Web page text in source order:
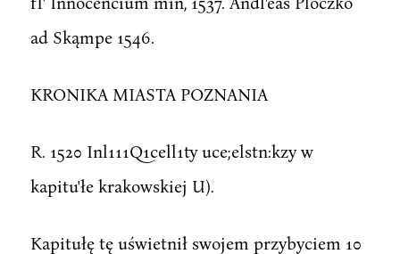
ad Skąmpe 1546.
KRONIKA MIASTA POZNANIA
R. 1520 Inl111Q1cell1ty uce;elstn:kzy w
kapitu'łe krakowskiej U).
Kapitułę tę uświetnił swojem przybyciem 10